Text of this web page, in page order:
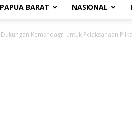
PAPUA BARAT NASIONAL
Dukungan Kemendagri untuk Pelaksanaan